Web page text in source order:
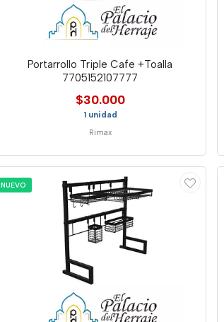
Portarrollo Triple Cafe +Toalla
7705152107777
$30.000
1 unidad
Rimax
NUEVO